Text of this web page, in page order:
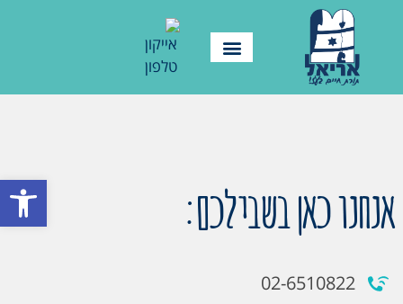
פתח אנחנו כאן בשבילכם:
02-6510822